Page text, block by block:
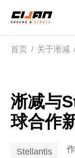
首页
产品中心
首页 / 关于淅减
淅减与
球合作
Stellantis